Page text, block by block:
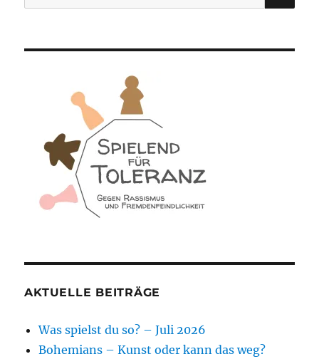
nach:
AKTUELLE BEITRÄGE
Was spielst du so? – Juli 2026
Bohemians – Kunst oder kann das weg?